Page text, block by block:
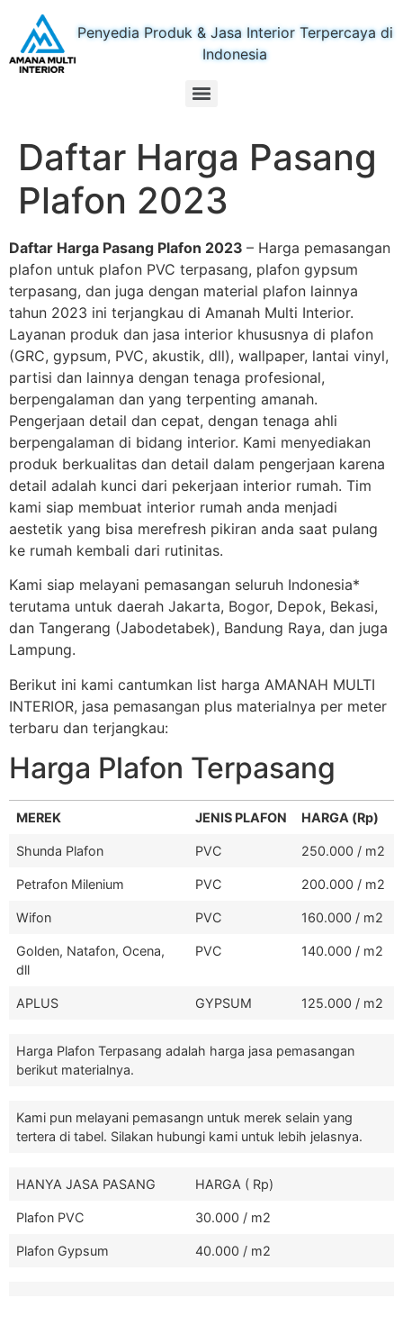
Penyedia Produk & Jasa Interior Terpercaya di
Indonesia
Daftar Harga Pasang
Plafon 2023
Daftar Harga Pasang Plafon 2023 – Harga pemasangan
plafon untuk plafon PVC terpasang, plafon gypsum
terpasang, dan juga dengan material plafon lainnya
tahun 2023 ini terjangkau di Amanah Multi Interior.
Layanan produk dan jasa interior khususnya di plafon
(GRC, gypsum, PVC, akustik, dll), wallpaper, lantai vinyl,
partisi dan lainnya dengan tenaga profesional,
berpengalaman dan yang terpenting amanah.
Pengerjaan detail dan cepat, dengan tenaga ahli
berpengalaman di bidang interior. Kami menyediakan
produk berkualitas dan detail dalam pengerjaan karena
detail adalah kunci dari pekerjaan interior rumah. Tim
kami siap membuat interior rumah anda menjadi
aestetik yang bisa merefresh pikiran anda saat pulang
ke rumah kembali dari rutinitas.
Kami siap melayani pemasangan seluruh Indonesia*
terutama untuk daerah Jakarta, Bogor, Depok, Bekasi,
dan Tangerang (Jabodetabek), Bandung Raya, dan juga
Lampung.
Berikut ini kami cantumkan list harga AMANAH MULTI
INTERIOR, jasa pemasangan plus materialnya per meter
terbaru dan terjangkau:
Harga Plafon Terpasang
MEREK JENIS PLAFON HARGA (Rp)
Shunda Plafon PVC 250.000 / m2
Petrafon Milenium PVC 200.000 / m2
Wifon PVC 160.000 / m2
Golden, Natafon, Ocena,
dll
PVC 140.000 / m2
APLUS GYPSUM 125.000 / m2
Harga Plafon Terpasang adalah harga jasa pemasangan
berikut materialnya.
Kami pun melayani pemasangn untuk merek selain yang
tertera di tabel. Silakan hubungi kami untuk lebih jelasnya.
HANYA JASA PASANG HARGA ( Rp)
Plafon PVC 30.000 / m2
Plafon Gypsum 40.000 / m2